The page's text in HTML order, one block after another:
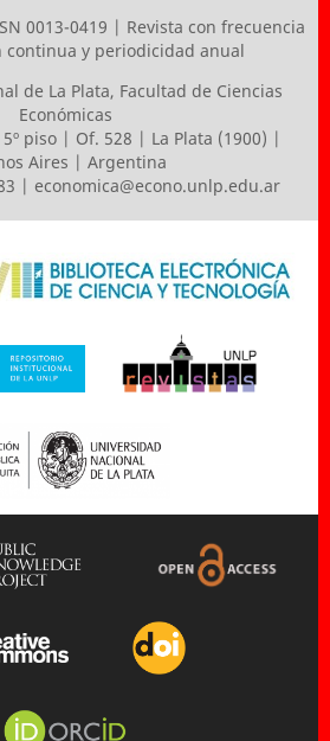
0013-0419 | Revista con frecuencia
continua y periodicidad anual
de La Plata, Facultad de Ciencias
Económicas
piso | Of. 528 | La Plata (1900) |
Aires | Argentina
| economica@econo.unlp.edu.ar